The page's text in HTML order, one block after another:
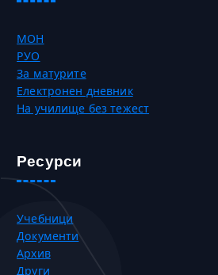
МОН
РУО
За матурите
Електронен дневник
На училище без тежест
Ресурси
Учебници
Документи
Архив
Други